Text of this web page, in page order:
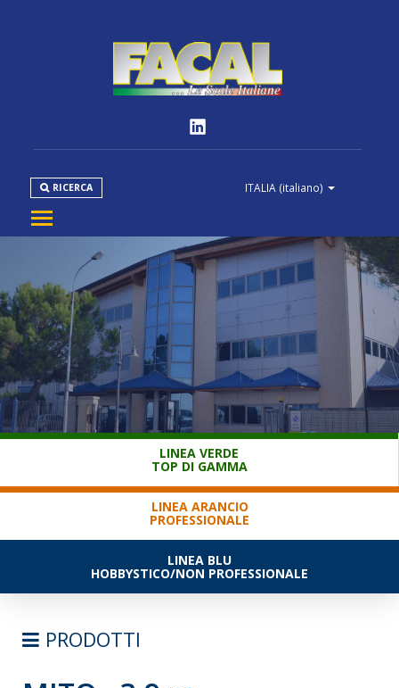
ITALIA (italiano)
RICERCA
PRODOTTI
NORMATIVE
MEDIA
DOWNLOAD
SERVIZIO CLIENTI
LINEA VERDE
TOP DI GAMMA
LINEA ARANCIO
PROFESSIONALE
LINEA BLU
HOBBYSTICO/NON PROFESSIONALE
PRODOTTI